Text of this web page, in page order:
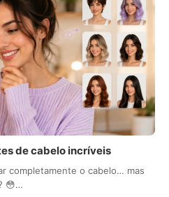
de cabelo incríveis
completamente o cabelo… mas
😳…